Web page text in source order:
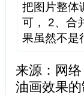
把图片整体
可， 2、合
果虽然不是
来源：网
油画效果